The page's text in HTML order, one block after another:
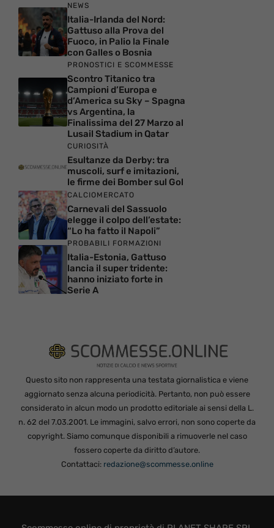
NEWS
Italia-Irlanda del Nord:
Gattuso alla Prova del
Fuoco, in Palio la Finale
con Galles o Bosnia
PRONOSTICI E SCOMMESSE
Scontro Titanico tra
Campioni d’Europa e
d’America su Sky – Spagna
vs Argentina, la
Finalissima del 27 Marzo al
Lusail Stadium in Qatar
CURIOSITÀ
Esultanze da Derby: tra
muscoli, surf e imitazioni,
le firme dei Bomber sul Gol
CALCIOMERCATO
Carnevali del Sassuolo
elegge il colpo dell’estate:
“Lo ha fatto il Napoli”
PROBABILI FORMAZIONI
Italia-Estonia, Gattuso
lancia il super tridente:
hanno iniziato forte in
Serie A
Questo sito non rappresenta una testata giornalistica e viene
aggiornato senza alcuna periodicità. Pertanto, non può essere
considerato in alcun modo un prodotto editoriale ai sensi della L.
n. 62 del 7.03.2001. Le immagini, salvo errori, non sono coperte da
copyright. Siamo comunque disponibili a rimuoverle nel caso
fossero coperte da diritto d’autore.
Contattaci: redazione@scommesse.online